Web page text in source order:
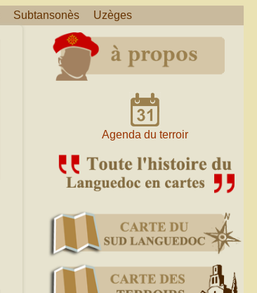
Subtansonès Uzèges
Agenda du terroir